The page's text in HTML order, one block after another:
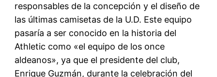
responsables de la concepción y el diseño de
las últimas camisetas de la U.D. Este equipo
pasaría a ser conocido en la historia del
Athletic como «el equipo de los once
aldeanos», ya que el presidente del club,
Enrique Guzmán, durante la celebración del